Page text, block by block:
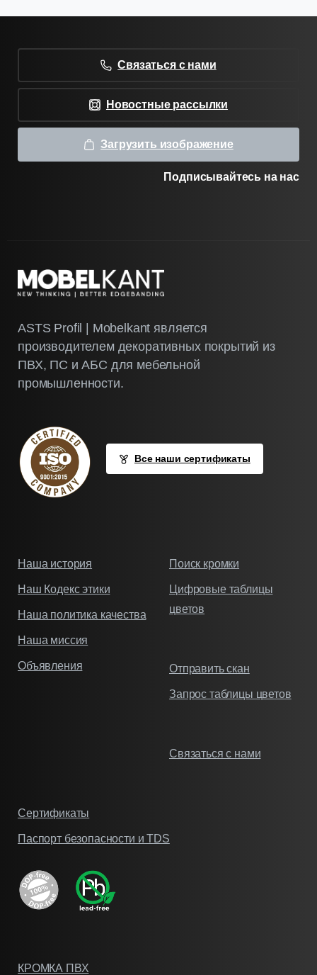
Связаться с нами
Новостные рассылки
Загрузить изображение
Подписывайтесь на нас
ASTS Profil | Mobelkant является
производителем декоративных покрытий из
ПВХ, ПС и АБС для мебельной
промышленности.
Все наши сертификаты
Наша история
Наш Кодекс этики
Наша политика качества
Наша миссия
Объявления
Поиск кромки
Цифровые таблицы
цветов
Отправить скан
Запрос таблицы цветов
Связаться с нами
Сертификаты
Паспорт безопасности и TDS
КРОМКА ПВХ